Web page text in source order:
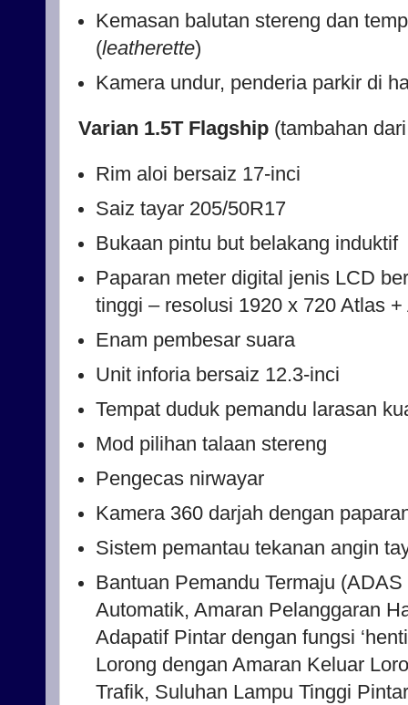
Kemasan balutan stereng dan
(leatherette)
Kamera undur, penderia parkir di
Varian 1.5T Flagship (tambahan
Rim aloi bersaiz 17-inci
Saiz tayar 205/50R17
Bukaan pintu but belakang induktif
Paparan meter digital jenis LCD
tinggi – resolusi 1920 x 720 Atlas +
Enam pembesar suara
Unit inforia bersaiz 12.3-inci
Tempat duduk pemandu larasan
Mod pilihan talaan stereng
Pengecas nirwayar
Kamera 360 darjah dengan
Sistem pemantau tekanan angin
Bantuan Pemandu Termaju
Automatik, Amaran Pelanggaran
Adapatif Pintar dengan fungsi
Lorong dengan Amaran Keluar
Trafik, Suluhan Lampu Tinggi Pintar